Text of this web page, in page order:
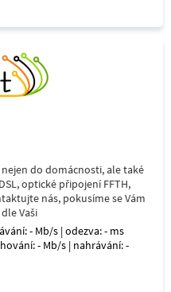
do domácnosti, ale také
optické připojení FFTH,
nás, pokusíme se Vám
Vaši
- Mb/s | odezva: - ms
- Mb/s | nahrávání: -